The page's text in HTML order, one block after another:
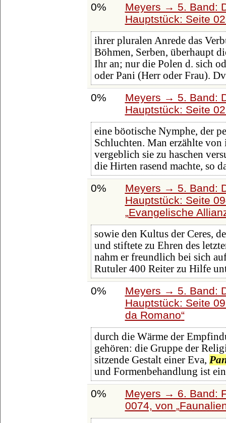
0%
Meyers → 5. Band:
Hauptstück: Seite
ihrer pluralen Anrede das
Böhmen, Serben, überhaupt
Ihr an; nur die Polen d. sich
oder Pani (Herr oder Frau).
0%
Meyers → 5. Band:
Hauptstück: Seite
eine böotische Nymphe, der
Schluchten. Man erzählte
vergeblich sie zu haschen
die Hirten rasend machte, so
0%
Meyers → 5. Band:
Hauptstück: Seite
Evangelische
sowie den Kultus der Ceres,
und stiftete zu Ehren des
nahm er freundlich bei sich
Rutuler 400 Reiter zu Hilfe
0%
Meyers → 5. Band:
Hauptstück: Seite
da Romano
durch die Wärme der
gehören: die Gruppe der
sitzende Gestalt einer Eva,
und Formenbehandlung ist
0%
Meyers → 6. Band:
0074, von